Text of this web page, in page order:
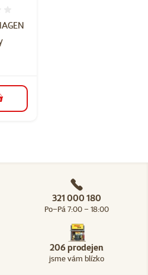
košíku
321 000 180
Po–Pá 7:00 – 18:00
206 prodejen
jsme vám blízko